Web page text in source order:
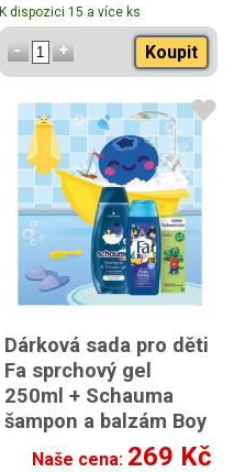
K dispozici 15 a více ks
Koupit
Dárková sada pro děti
Fa sprchový gel
250ml + Schauma
šampon a balzám Boy
2v1 400ml +
Naše cena: 269 Kč